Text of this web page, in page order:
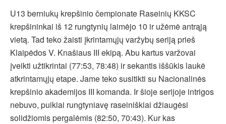
U13 berniukų krepšinio čempionate Raseinių KKSC
krepšininkai iš 12 rungtynių laimėjo 10 ir užėmė antrąją
vietą. Tad teko žaisti įkrintamųjų varžybų seriją prieš
Klaipėdos V. Knašiaus III ekipą. Abu kartus varžovai
įveikti užtikrintai (77:53, 78:48) ir sekantis iššūkis laukė
atkrintamųjų etape. Jame teko susitikti su Nacionalinės
krepšinio akademijos III komanda. Ir šioje serijoje intrigos
nebuvo, puikiai rungtyniavę raseiniškiai džiaugėsi
solidžiomis pergalėmis (82:50, 70:43). Kur kas